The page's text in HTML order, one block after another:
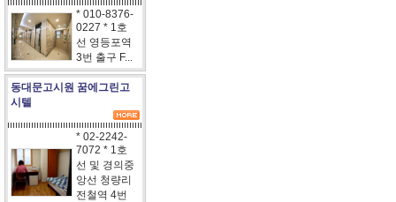
* 010-8376-
0227 * 1호
선 영등포역
3번 출구 F...
동대문고시원 꿈에그린고
시텔
* 02-2242-
7072 * 1호
선 및 경의중
앙선 청량리
전철역 4번